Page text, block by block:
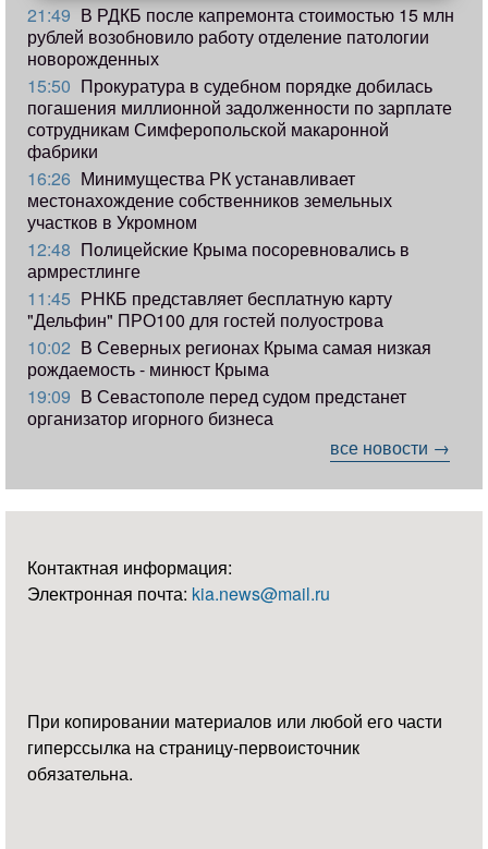
21:49 В РДКБ после капремонта стоимостью 15 млн
рублей возобновило работу отделение патологии
новорожденных
15:50 Прокуратура в судебном порядке добилась
погашения миллионной задолженности по зарплате
сотрудникам Симферопольской макаронной
фабрики
16:26 Минимущества РК устанавливает
местонахождение собственников земельных
участков в Укромном
12:48 Полицейские Крыма посоревновались в
армрестлинге
11:45 РНКБ представляет бесплатную карту
"Дельфин" ПРО100 для гостей полуострова
10:02 В Северных регионах Крыма самая низкая
рождаемость - минюст Крыма
19:09 В Севастополе перед судом предстанет
организатор игорного бизнеса
все новости →
Контактная информация:
Электронная почта: kia.news@mail.ru
При копировании материалов или любой его части
гиперссылка на страницу-первоисточник
обязательна.